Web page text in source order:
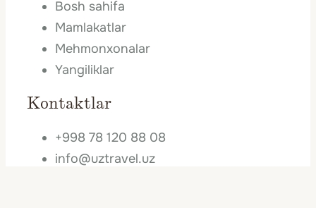
Bosh sahifa
Mamlakatlar
Mehmonxonalar
Yangiliklar
Kontaktlar
+998 78 120 88 08
info@uztravel.uz